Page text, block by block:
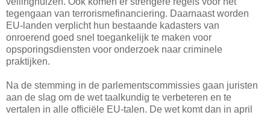
tegengaan van terrorismefinanciering. Daarnaast worden
EU-landen verplicht hun bestaande kadasters van
onroerend goed snel toegankelijk te maken voor
opsporingsdiensten voor onderzoek naar criminele
praktijken.
Na de stemming in de parlementscommissies gaan juristen
aan de slag om de wet taalkundig te verbeteren en te
vertalen in alle officiële EU-talen. De wet komt dan in april